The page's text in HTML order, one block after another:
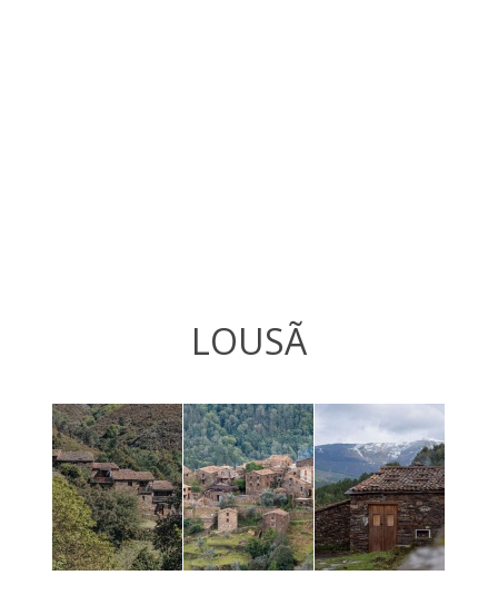
LOUSÃ